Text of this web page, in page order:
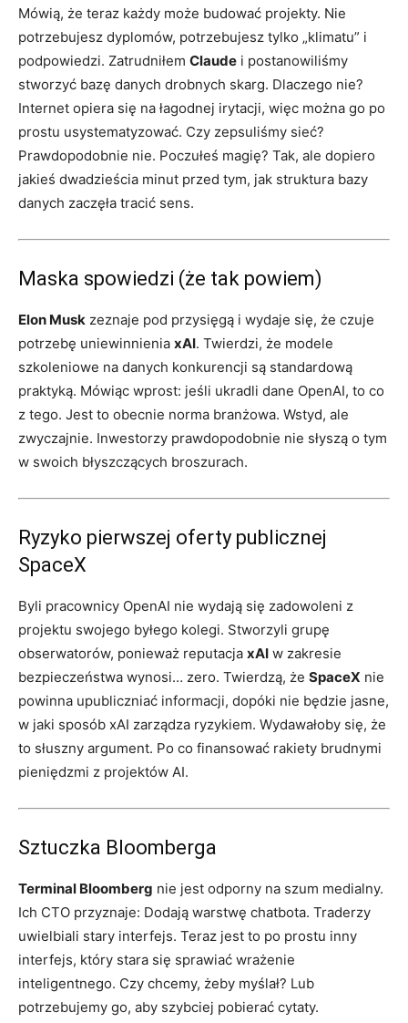
Mówią, że teraz każdy może budować projekty. Nie
potrzebujesz dyplomów, potrzebujesz tylko „klimatu” i
podpowiedzi. Zatrudniłem Claude i postanowiliśmy
stworzyć bazę danych drobnych skarg. Dlaczego nie?
Internet opiera się na łagodnej irytacji, więc można go po
prostu usystematyzować. Czy zepsuliśmy sieć?
Prawdopodobnie nie. Poczułeś magię? Tak, ale dopiero
jakieś dwadzieścia minut przed tym, jak struktura bazy
danych zaczęła tracić sens.
Maska spowiedzi (że tak powiem)
Elon Musk zeznaje pod przysięgą i wydaje się, że czuje
potrzebę uniewinnienia xAI. Twierdzi, że modele
szkoleniowe na danych konkurencji są standardową
praktyką. Mówiąc wprost: jeśli ukradli dane OpenAI, to co
z tego. Jest to obecnie norma branżowa. Wstyd, ale
zwyczajnie. Inwestorzy prawdopodobnie nie słyszą o tym
w swoich błyszczących broszurach.
Ryzyko pierwszej oferty publicznej
SpaceX
Byli pracownicy OpenAI nie wydają się zadowoleni z
projektu swojego byłego kolegi. Stworzyli grupę
obserwatorów, ponieważ reputacja xAI w zakresie
bezpieczeństwa wynosi… zero. Twierdzą, że SpaceX nie
powinna upubliczniać informacji, dopóki nie będzie jasne,
w jaki sposób xAI zarządza ryzykiem. Wydawałoby się, że
to słuszny argument. Po co finansować rakiety brudnymi
pieniędzmi z projektów AI.
Sztuczka Bloomberga
Terminal Bloomberg nie jest odporny na szum medialny.
Ich CTO przyznaje: Dodają warstwę chatbota. Traderzy
uwielbiali stary interfejs. Teraz jest to po prostu inny
interfejs, który stara się sprawiać wrażenie
inteligentnego. Czy chcemy, żeby myślał? Lub
potrzebujemy go, aby szybciej pobierać cytaty.